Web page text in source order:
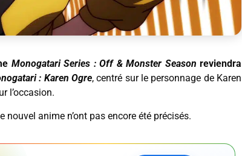
Monogatari Series : Off & Monster Season reviendra
: Karen Ogre, centré sur le personnage de Karen
l’occasion.
anime n’ont pas encore été précisés.